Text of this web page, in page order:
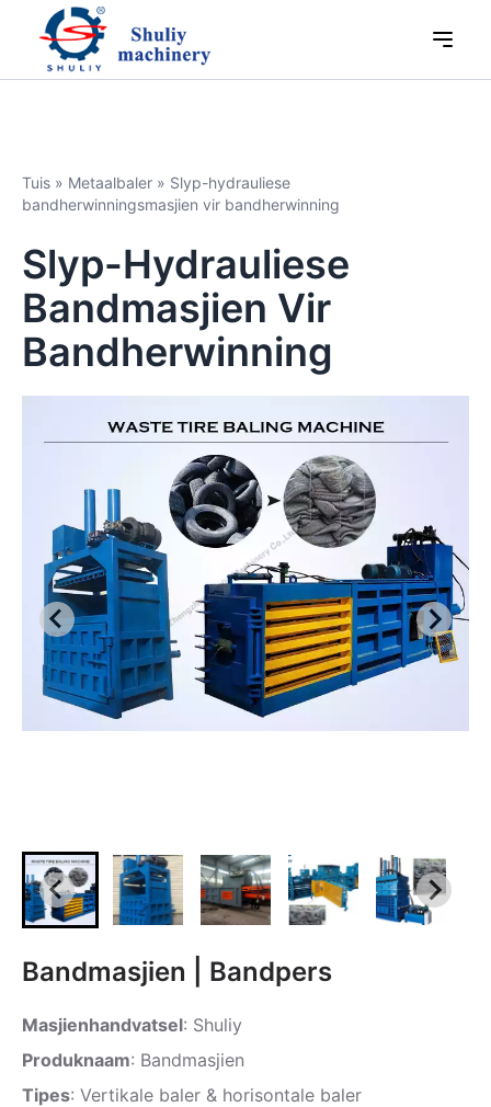
Tuis » Metaalbaler » Slyp-hydrauliese
bandherwinningsmasjien vir bandherwinning
Slyp-Hydrauliese
Bandmasjien Vir
Bandherwinning
Bandmasjien | Bandpers
Masjienhandvatsel: Shuliy
Produknaam: Bandmasjien
Tipes: Vertikale baler & horisontale baler